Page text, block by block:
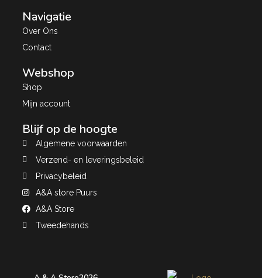
Navigatie
Over Ons
Contact
Webshop
Shop
Mijn account
Blijf op de hoogte
Algemene voorwaarden
Verzend- en leveringsbeleid
Privacybeleid
A&A store Puurs
A&A Store
Tweedehands